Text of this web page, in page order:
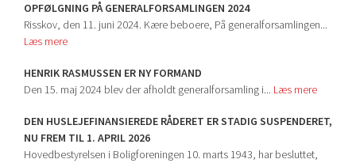
OPFØLGNING PÅ GENERALFORSAMLINGEN 2024
Risskov, den 11. juni 2024. Kære beboere, På generalforsamlingen...
Læs mere
HENRIK RASMUSSEN ER NY FORMAND
Den 15. maj 2024 blev der afholdt generalforsamling i... Læs mere
DEN HUSLEJEFINANSIEREDE RÅDERET ER STADIG SUSPENDERET,
NU FREM TIL 1. APRIL 2026
Hovedbestyrelsen i Boligforeningen 10. marts 1943, har besluttet,